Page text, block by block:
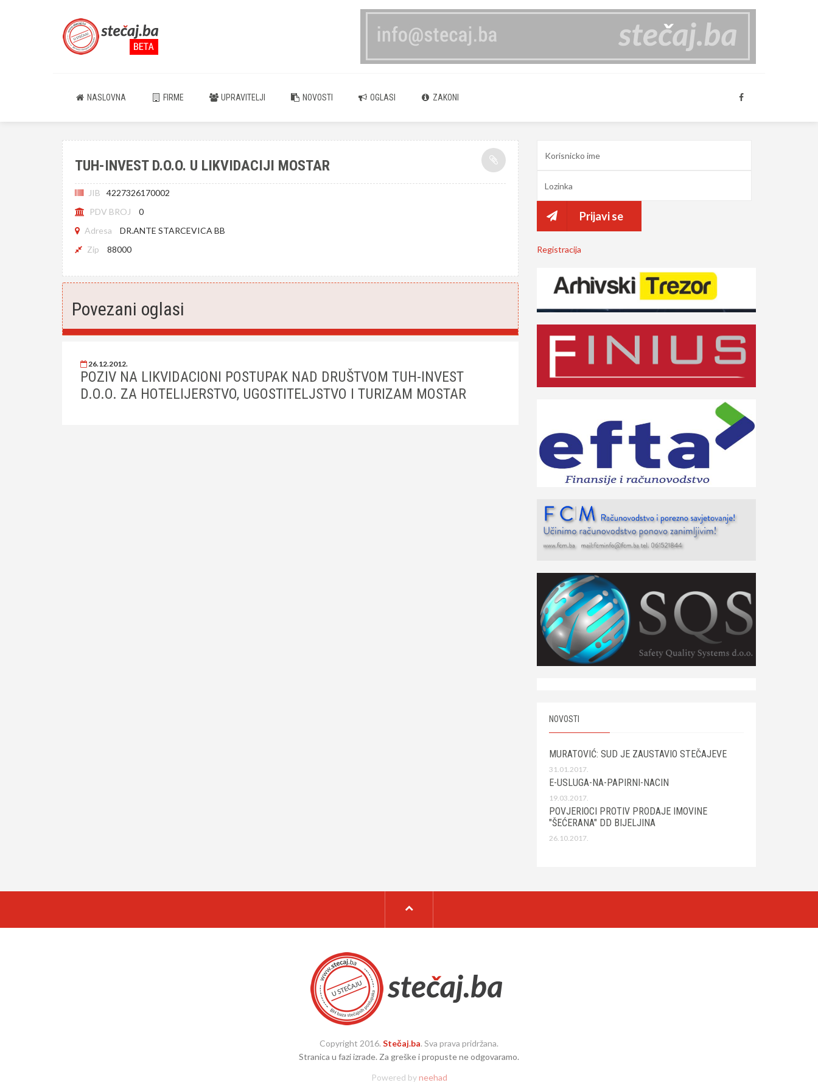
NASLOVNA FIRME UPRAVITELJI NOVOSTI OGLASI ZAKONI
TUH-INVEST D.O.O. U LIKVIDACIJI MOSTAR
JIB
4227326170002
PDV BROJ
0
Adresa
DR.ANTE STARCEVICA BB
Zip
88000
Povezani oglasi
26.12.2012.
POZIV NA LIKVIDACIONI POSTUPAK NAD DRUŠTVOM TUH-INVEST
D.O.O. ZA HOTELIJERSTVO, UGOSTITELJSTVO I TURIZAM MOSTAR
Prijavi se
Registracija
NOVOSTI
MURATOVIĆ: SUD JE ZAUSTAVIO STEČAJEVE
31.01.2017.
E-USLUGA-NA-PAPIRNI-NACIN
19.03.2017.
POVJERIOCI PROTIV PRODAJE IMOVINE
"ŠEĆERANA" DD BIJELJINA
26.10.2017.
Copyright 2016. Stečaj.ba. Sva prava pridržana.
Stranica u fazi izrade. Za greške i propuste ne odgovaramo.
Powered byneehad